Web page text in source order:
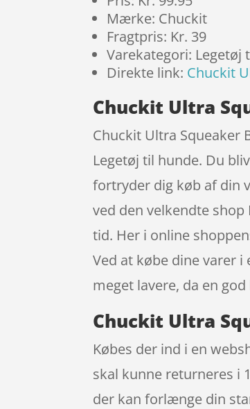
Mærke: Chuckit
Fragtpris: Kr. 39
Varekategori: Legetøj
Direkte link: Chuckit
Chuckit Ultra
Chuckit Ultra Squeaker
Legetøj til hunde. Du
fortryder dig køb af din
ved den velkendte
tid. Her i online
Ved at købe dine varer
meget lavere, da en
Chuckit Ultra
Købes der ind i en
skal kunne returneres i
der kan forlænge din